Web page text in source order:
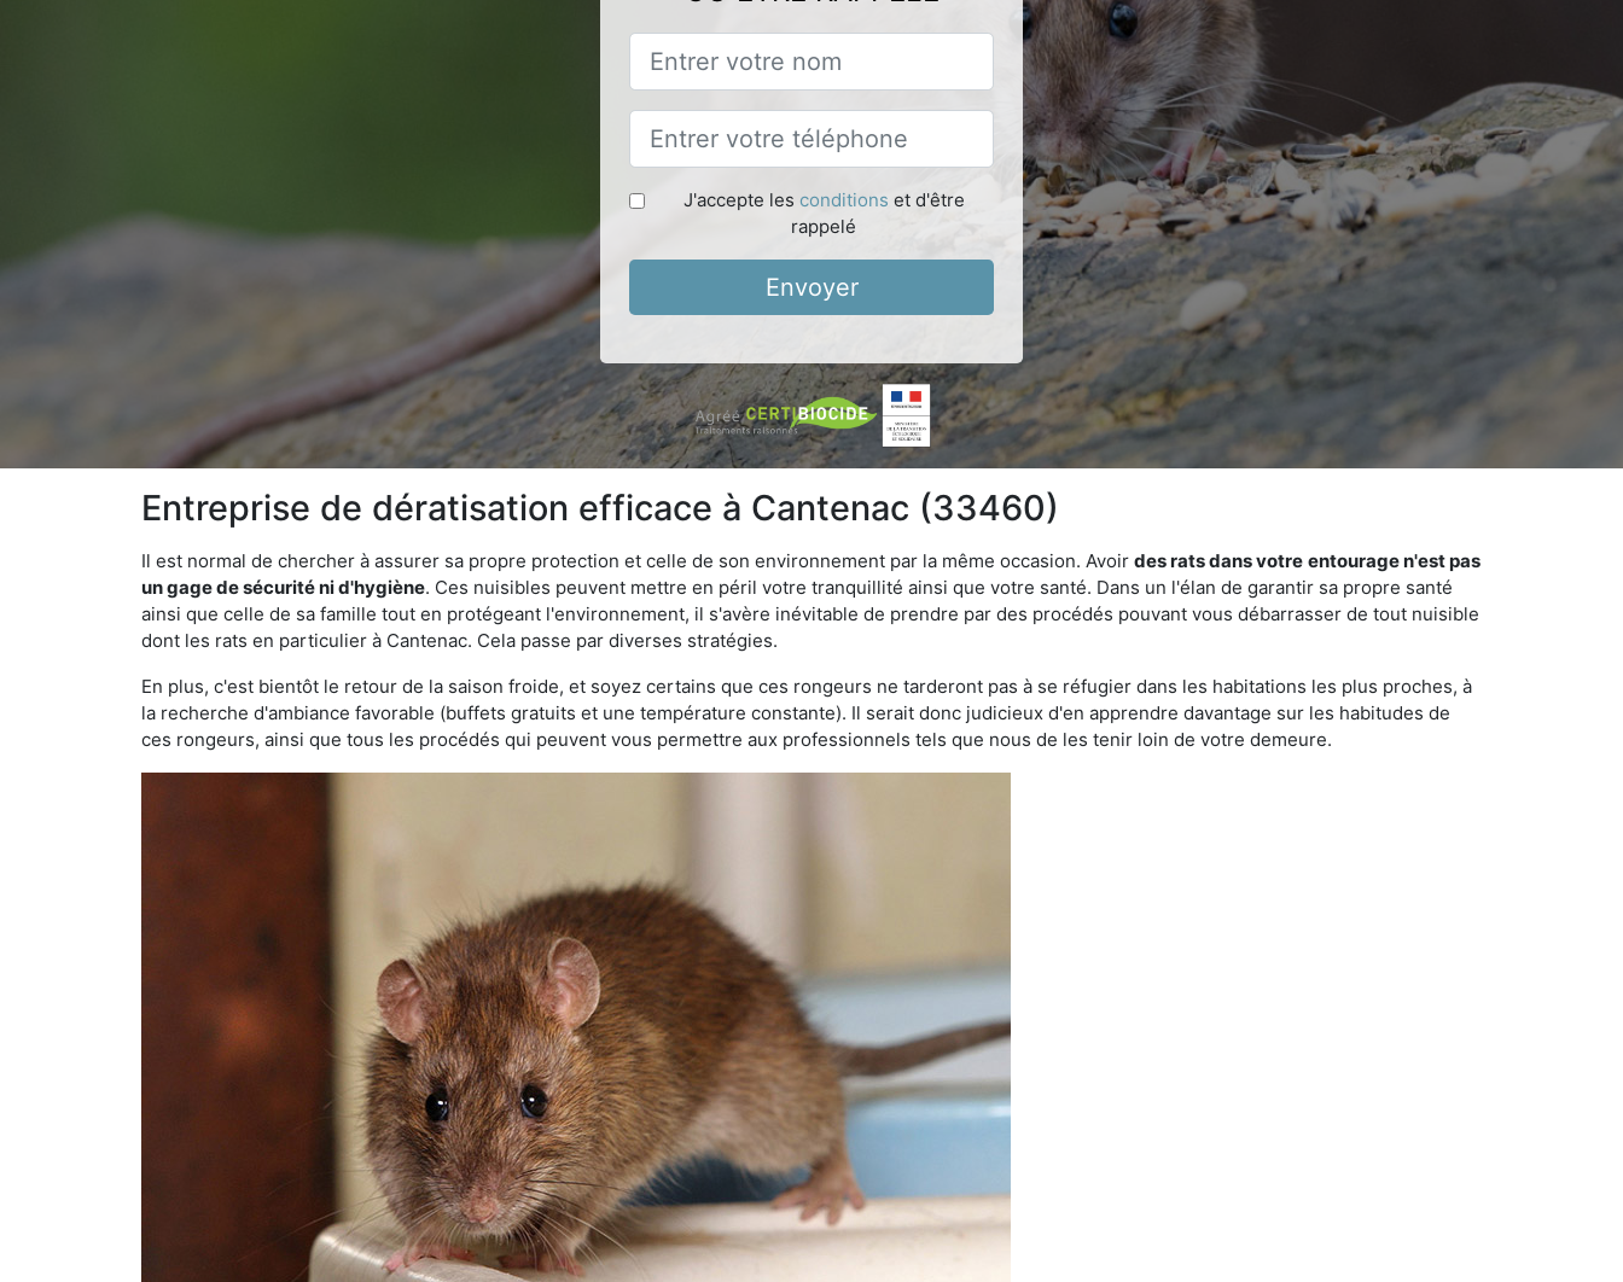
J'accepte les conditions et d'être
rappelé
Envoyer
Entreprise de dératisation efficace à Cantenac (33460)
Il est normal de chercher à assurer sa propre protection et celle de son environnement par la même occasion. Avoir des rats dans votre entourage n'est pas
un gage de sécurité ni d'hygiène. Ces nuisibles peuvent mettre en péril votre tranquillité ainsi que votre santé. Dans un l'élan de garantir sa propre santé
ainsi que celle de sa famille tout en protégeant l'environnement, il s'avère inévitable de prendre par des procédés pouvant vous débarrasser de tout nuisible
dont les rats en particulier à Cantenac. Cela passe par diverses stratégies.
En plus, c'est bientôt le retour de la saison froide, et soyez certains que ces rongeurs ne tarderont pas à se réfugier dans les habitations les plus proches, à
la recherche d'ambiance favorable (buffets gratuits et une température constante). Il serait donc judicieux d'en apprendre davantage sur les habitudes de
ces rongeurs, ainsi que tous les procédés qui peuvent vous permettre aux professionnels tels que nous de les tenir loin de votre demeure.